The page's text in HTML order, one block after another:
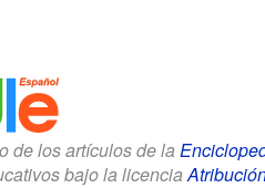
de los artículos de la
bajo la licencia